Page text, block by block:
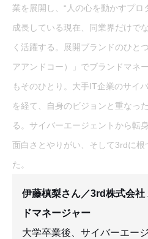
業を展開し、“人の心を動かすプロ
成長している現在、同業界だけで
く活躍する。展開ブランドのひと
アアンドコー）」でブランドマネ
もそのひとり。大手IT企業のサイ
を経て、自身のビジョンと重なっ
る。サイバーエージェントから転
面白さとやりがい、そして3rdに根
た。
伊藤槙梨さん／3rd株式会
ドマネージャー
大学卒業後、サイバーエー